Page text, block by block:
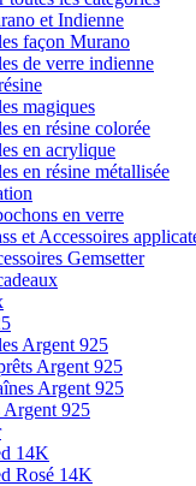
et Indienne
façon Murano
de verre indienne
magiques
en résine colorée
en acrylique
en résine métallisée
en verre
et Accessoires
Gemsetter
Argent 925
Argent 925
Argent 925
Argent 925
14K
Rosé 14K